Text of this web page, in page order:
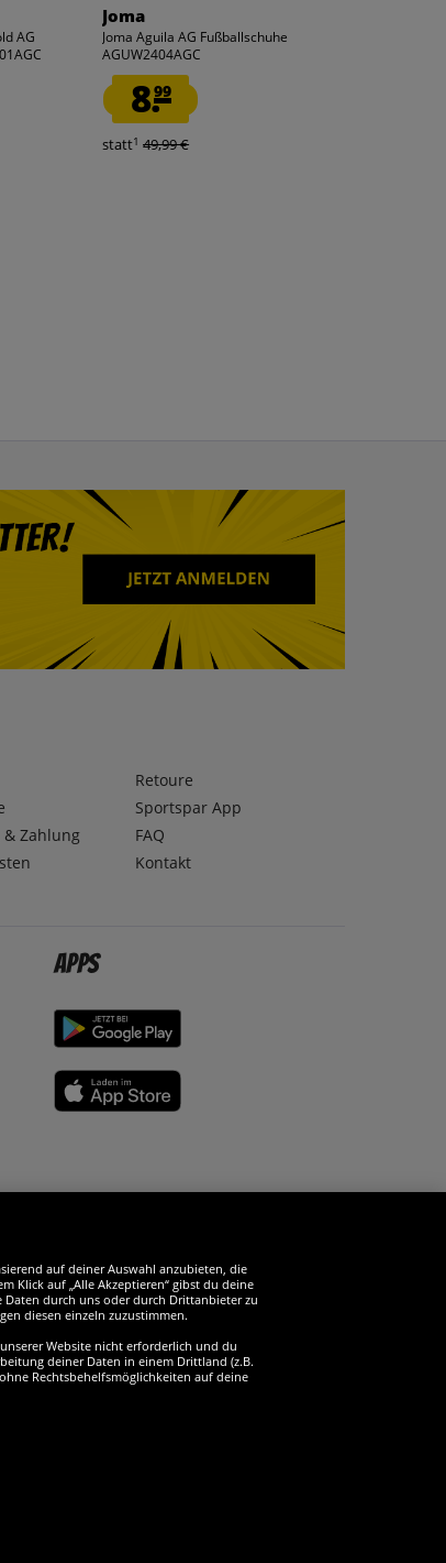
AG
Joma
Joma Aguila AG Fußballschuhe
AGUW2404AGC
8.99
statt1 49,99 €
Zahlung
Retoure
Sportspar App
FAQ
Kontakt
Apps
auf deiner Auswahl anzubieten, die
Klick auf „Alle Akzeptieren“ gibst du deine
durch uns oder durch Drittanbieter zu
diesen einzeln zuzustimmen.
Website nicht erforderlich und du
deiner Daten in einem Drittland (z.B.
Rechtsbehelfsmöglichkeiten auf deine